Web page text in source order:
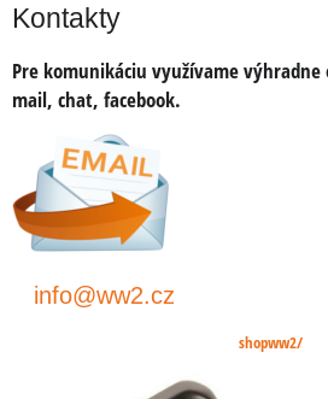
Kontakty
Pre komunikáciu využívame
mail, chat, facebook.
info@ww2.cz
shopww2/